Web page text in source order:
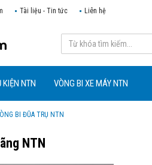
Tài liệu - Tin tức Liên hệ
KIỆN NTN VÒNG BI XE MÁY NTN
BI ĐŨA TRỤ NTN
NTN